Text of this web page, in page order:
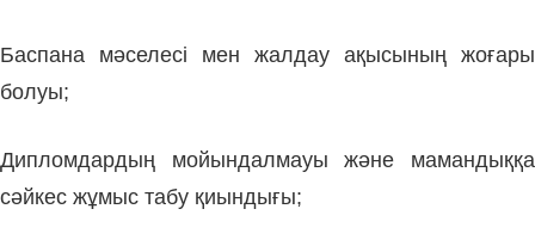
Баспана мәселесі мен жалдау ақысының жоғары
болуы;
Дипломдардың мойындалмауы және мамандыққа
сәйкес жұмыс табу қиындығы;